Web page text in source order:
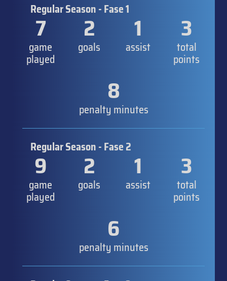
Regular Season - Fase 1
7
game
played
2
goals
1
assist
3
total
points
8
penalty minutes
Regular Season - Fase 2
9
game
played
2
goals
1
assist
3
total
points
6
penalty minutes